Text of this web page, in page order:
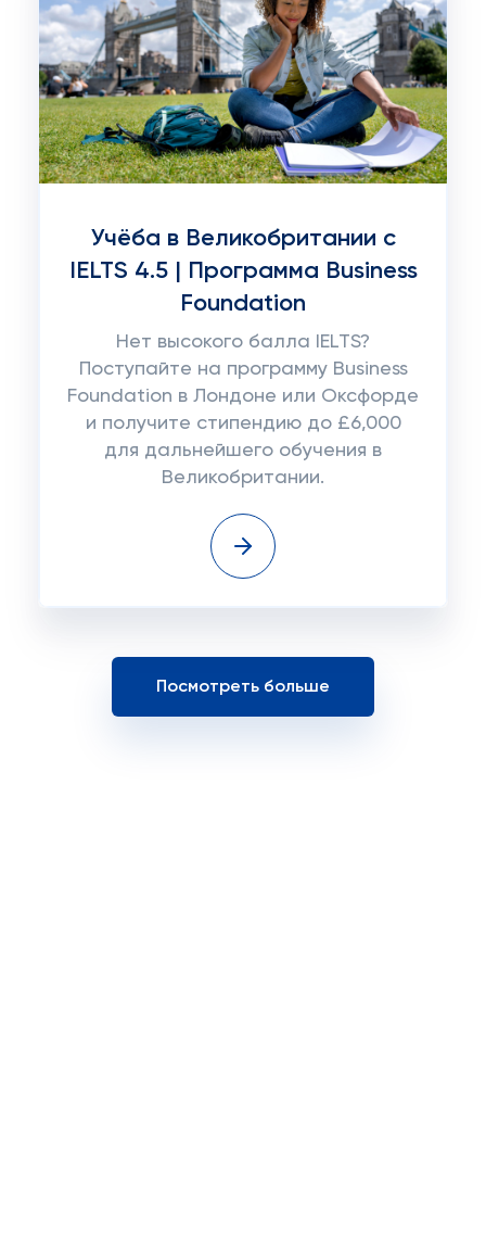
Учёба в Великобритании с
IELTS 4.5 | Программа Business
Foundation
Нет высокого балла IELTS?
Поступайте на программу Business
Foundation в Лондоне или Оксфорде
и получите стипендию до £6,000
для дальнейшего обучения в
Великобритании.
Посмотреть больше